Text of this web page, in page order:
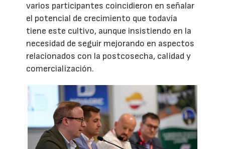
varios participantes coincidieron en señalar
el potencial de crecimiento que todavía
tiene este cultivo, aunque insistiendo en la
necesidad de seguir mejorando en aspectos
relacionados con la postcosecha, calidad y
comercialización.